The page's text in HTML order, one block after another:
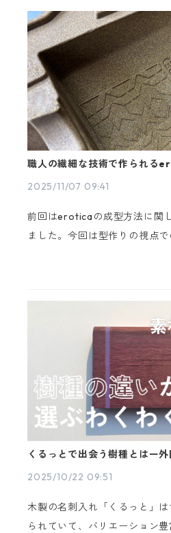
職人の繊細な技術で作られる
2025/11/07 09:41
前回はeroticaの成型方法に関
ました。今回は型作りの視点
の違いをご紹介します！そし
くるっとで出会う樹種とはー
2025/10/22 09:51
木製の名刺入れ「くるっと」
られていて、バリエーション豊